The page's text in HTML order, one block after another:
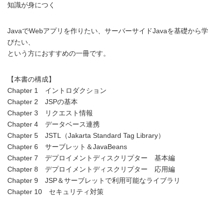
知識が身につく
JavaでWebアプリを作りたい、サーバーサイドJavaを基礎から学
びたい、
という方におすすめの一冊です。
【本書の構成】
Chapter 1 イントロダクション
Chapter 2 JSPの基本
Chapter 3 リクエスト情報
Chapter 4 データベース連携
Chapter 5 JSTL（Jakarta Standard Tag Library）
Chapter 6 サーブレット＆JavaBeans
Chapter 7 デプロイメントディスクリプター 基本編
Chapter 8 デプロイメントディスクリプター 応用編
Chapter 9 JSP＆サーブレットで利用可能なライブラリ
Chapter 10 セキュリティ対策